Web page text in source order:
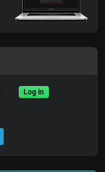
Log in